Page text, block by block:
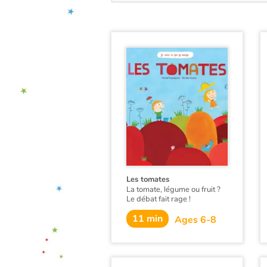
Les tomates
La tomate, légume ou fruit ?
Le débat fait rage !
La tomate nous vient des
Amériques, arrivée par
11 min Ages 6-8